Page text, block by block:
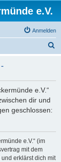
e.V.
Anmelden
h
e.V.“
dir und
geschlossen:
e.V.“ (im
mit dem
und erklärst dich mit